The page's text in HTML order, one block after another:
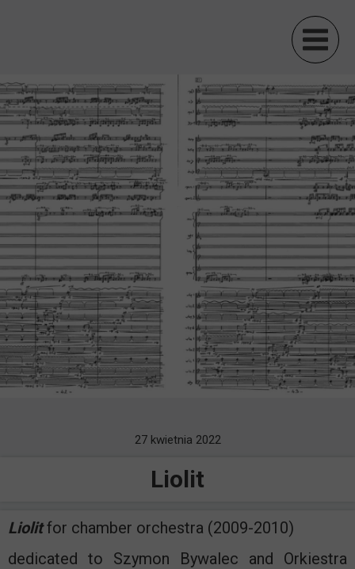
27 kwietnia 2022
Liolit
Liolit for chamber orchestra (2009-2010)
dedicated to Szymon Bywalec and Orkiestra